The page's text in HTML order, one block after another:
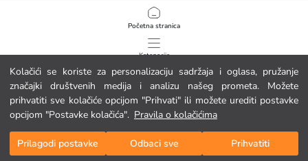
Kolačići se koriste za personalizaciju sadržaja i oglasa, pružanje
značajki društvenih medija i analizu našeg prometa. Možete
prihvatiti sve kolačiće opcijom "Prihvati" ili možete urediti postavke
opcijom "Postavke kolačića". Pravila o kolačićima
Prilagodi postavke Odbaci sve Prihvatiti
Početna stranica
Kategorije
Moja košarica
Politika privatnosti i sigurnosti podataka
Uvjeti korištenja
Politika kolačića
Preuzmite našu aplikaciju